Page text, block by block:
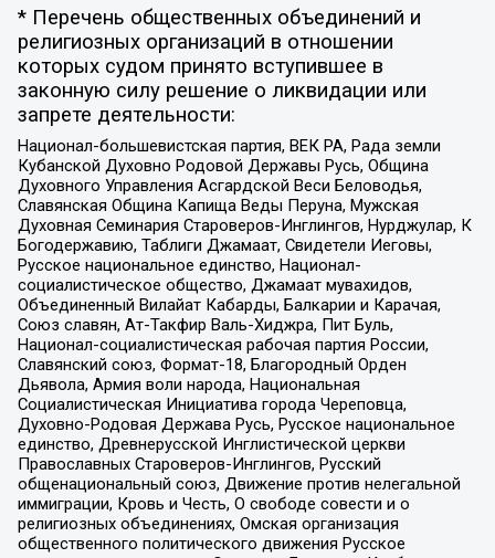
* Перечень общественных объединений и
религиозных организаций в отношении
которых судом принято вступившее в
законную силу решение о ликвидации или
запрете деятельности:
Национал-большевистская партия, ВЕК РА, Рада земли
Кубанской Духовно Родовой Державы Русь, Община
Духовного Управления Асгардской Веси Беловодья,
Славянская Община Капища Веды Перуна, Мужская
Духовная Семинария Староверов-Инглингов, Нурджулар, К
Богодержавию, Таблиги Джамаат, Свидетели Иеговы,
Русское национальное единство, Национал-
социалистическое общество, Джамаат мувахидов,
Объединенный Вилайат Кабарды, Балкарии и Карачая,
Союз славян, Ат-Такфир Валь-Хиджра, Пит Буль,
Национал-социалистическая рабочая партия России,
Славянский союз, Формат-18, Благородный Орден
Дьявола, Армия воли народа, Национальная
Социалистическая Инициатива города Череповца,
Духовно-Родовая Держава Русь, Русское национальное
единство, Древнерусской Инглистической церкви
Православных Староверов-Инглингов, Русский
общенациональный союз, Движение против нелегальной
иммиграции, Кровь и Честь, О свободе совести и о
религиозных объединениях, Омская организация
общественного политического движения Русское